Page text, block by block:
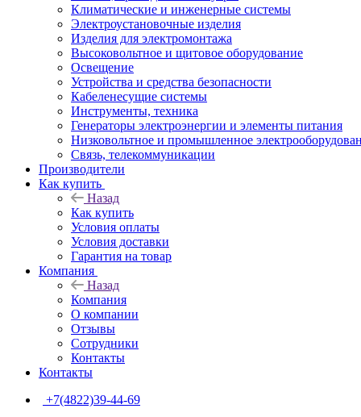
Климатические и инженерные системы
Электроустановочные изделия
Изделия для электромонтажа
Высоковольтное и щитовое оборудование
Освещение
Устройства и средства безопасности
Кабеленесущие системы
Инструменты, техника
Генераторы электроэнергии и элементы питания
Низковольтное и промышленное
Связь, телекоммуникации
Производители
Как купить
Назад
Как купить
Условия оплаты
Условия доставки
Гарантия на товар
Компания
Назад
Компания
О компании
Отзывы
Сотрудники
Контакты
Контакты
+7(4822)39-44-69